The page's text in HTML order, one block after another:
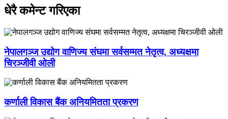
धेरै कमेन्ट गरिएका
नेपालगञ्ज उद्योग वाणिज्य संघमा सर्वसम्मत नेतृत्व, अध्यक्षमा
चिरञ्जीवी ओली
कर्णाली विकास बैंक अनियमितता प्रकरण